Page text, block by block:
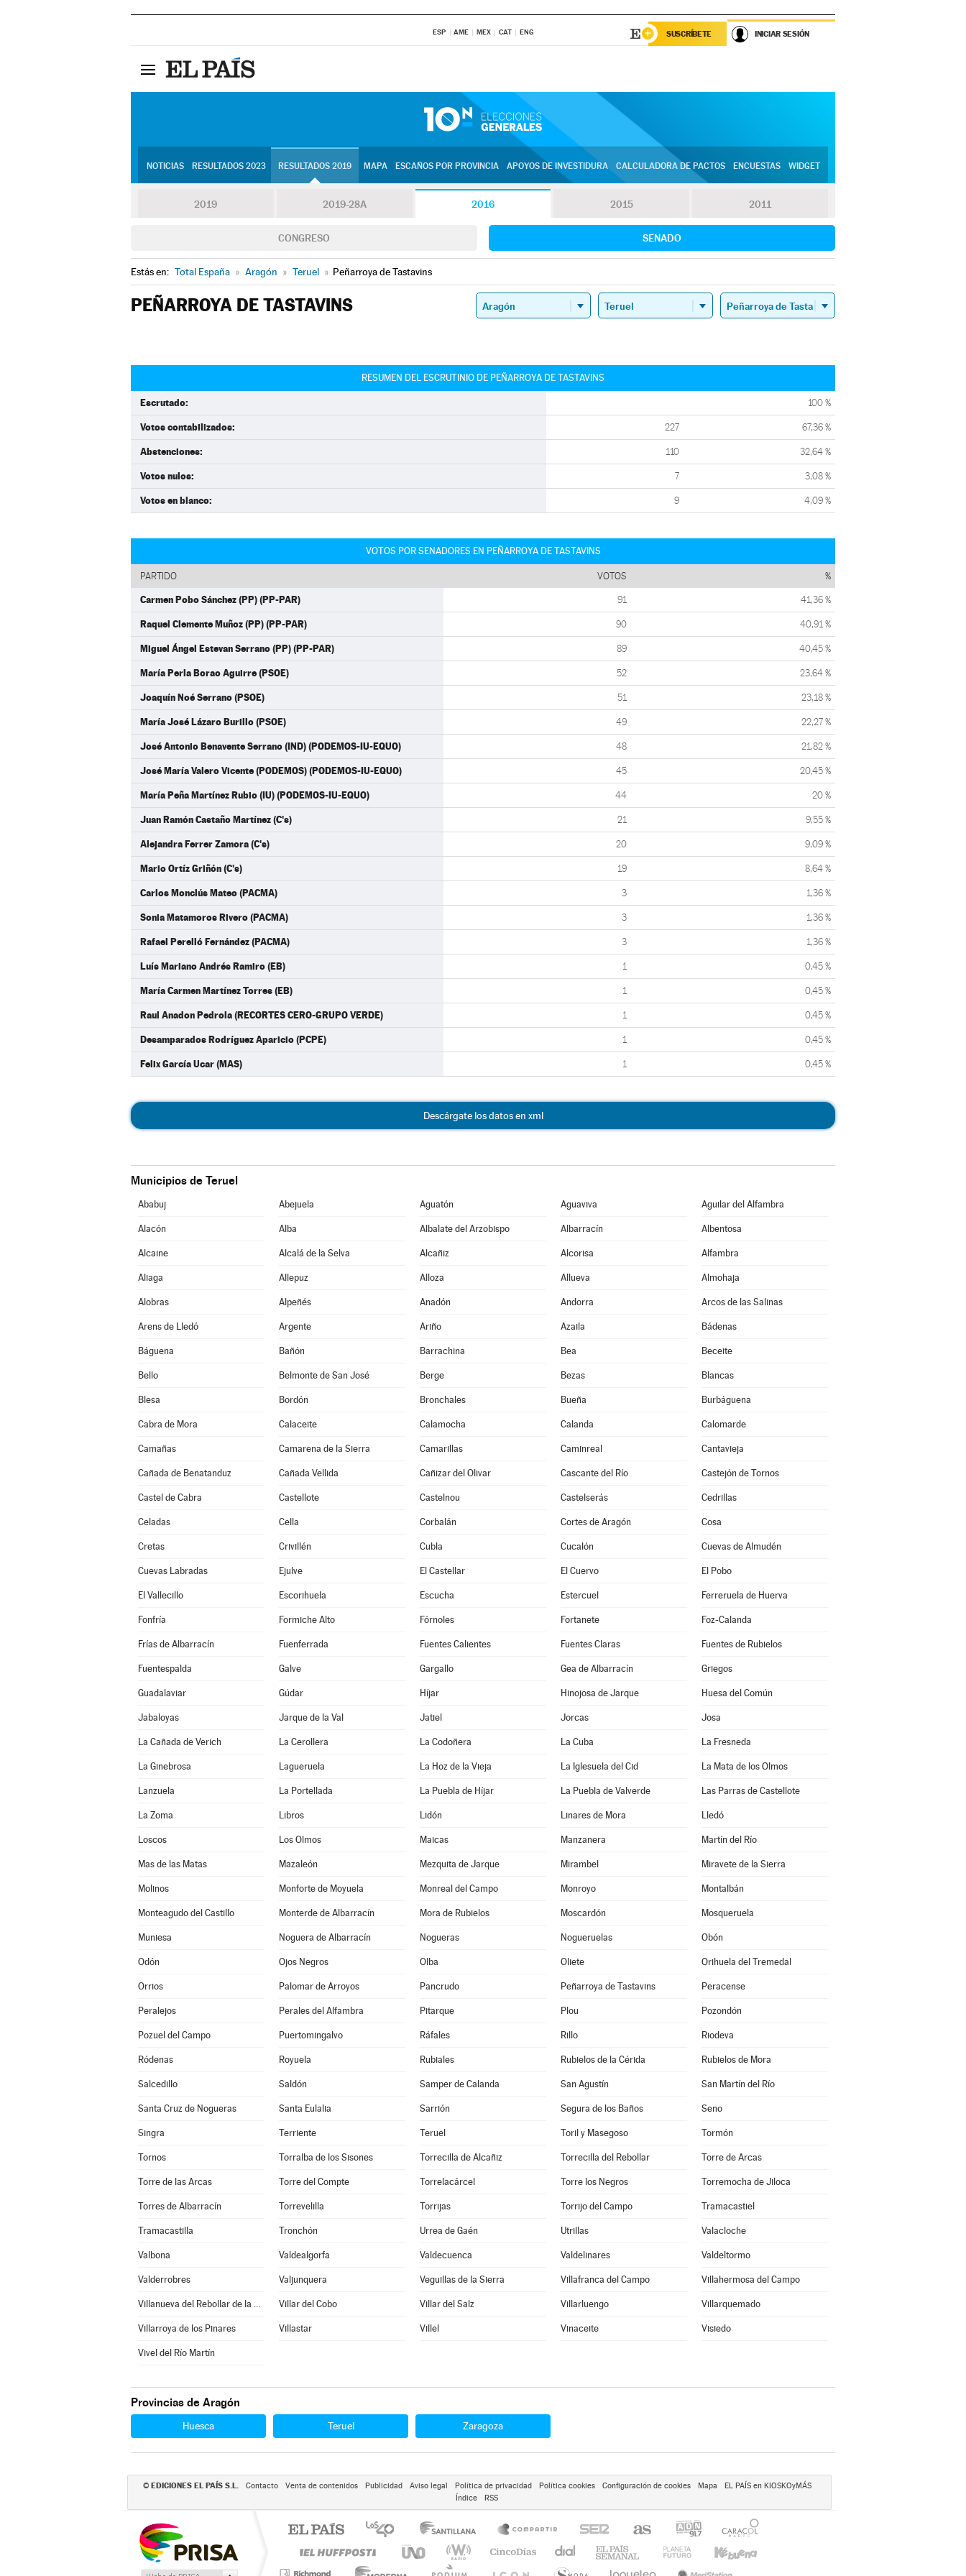
ESP AME MEX CAT ENG SUSCRÍBETE INICIAR SESIÓN
NOTICIAS RESULTADOS 2023 RESULTADOS 2019 MAPA ESCAÑOS POR PROVINCIA APOYOS DE INVESTIDURA CALCULADORA DE PACTOS ENCUESTAS WIDGET
2019 2019-28A 2016 2015 2011
CONGRESO SENADO
Estás en: Total España » Aragón » Teruel » Peñarroya de Tastavins
PEÑARROYA DE TASTAVINS
RESUMEN DEL ESCRUTINIO DE PEÑARROYA DE TASTAVINS
Escrutado: 100 %
Votos contabilizados: 227 67,36 %
Abstenciones: 110 32,64 %
Votos nulos: 7 3,08 %
Votos en blanco: 9 4,09 %
VOTOS POR SENADORES EN PEÑARROYA DE TASTAVINS
PARTIDO VOTOS %
Carmen Pobo Sánchez (PP) (PP-PAR) 91 41,36 %
Raquel Clemente Muñoz (PP) (PP-PAR) 90 40,91 %
Miguel Ángel Estevan Serrano (PP) (PP-PAR) 89 40,45 %
María Perla Borao Aguirre (PSOE) 52 23,64 %
Joaquín Noé Serrano (PSOE) 51 23,18 %
María José Lázaro Burillo (PSOE) 49 22,27 %
José Antonio Benavente Serrano (IND) (PODEMOS-IU-EQUO) 48 21,82 %
José María Valero Vicente (PODEMOS) (PODEMOS-IU-EQUO) 45 20,45 %
María Peña Martínez Rubio (IU) (PODEMOS-IU-EQUO) 44 20 %
Juan Ramón Castaño Martínez (C's) 21 9,55 %
Alejandra Ferrer Zamora (C's) 20 9,09 %
Mario Ortíz Griñón (C's) 19 8,64 %
Carlos Monclús Mateo (PACMA) 3 1,36 %
Sonia Matamoros Rivero (PACMA) 3 1,36 %
Rafael Perelló Fernández (PACMA) 3 1,36 %
Luís Mariano Andrés Ramiro (EB) 1 0,45 %
María Carmen Martínez Torres (EB) 1 0,45 %
Raul Anadon Pedrola (RECORTES CERO-GRUPO VERDE) 1 0,45 %
Desamparados Rodríguez Aparicio (PCPE) 1 0,45 %
Felix García Ucar (MAS) 1 0,45 %
Descárgate los datos en xml
Municipios de Teruel
Ababuj Abejuela Aguatón Aguaviva Aguilar del Alfambra
Alacón Alba Albalate del Arzobispo Albarracín Albentosa
Alcaine Alcalá de la Selva Alcañiz Alcorisa Alfambra
Aliaga Allepuz Alloza Allueva Almohaja
Alobras Alpeñés Anadón Andorra Arcos de las Salinas
Arens de Lledó Argente Ariño Azaila Bádenas
Báguena Bañón Barrachina Bea Beceite
Bello Belmonte de San José Berge Bezas Blancas
Blesa Bordón Bronchales Bueña Burbáguena
Cabra de Mora Calaceite Calamocha Calanda Calomarde
Camañas Camarena de la Sierra Camarillas Caminreal Cantavieja
Cañada de Benatanduz Cañada Vellida Cañizar del Olivar Cascante del Río Castejón de Tornos
Castel de Cabra Castellote Castelnou Castelserás Cedrillas
Celadas Cella Corbalán Cortes de Aragón Cosa
Cretas Crivillén Cubla Cucalón Cuevas de Almudén
Cuevas Labradas Ejulve El Castellar El Cuervo El Pobo
El Vallecillo Escorihuela Escucha Estercuel Ferreruela de Huerva
Fonfría Formiche Alto Fórnoles Fortanete Foz-Calanda
Frías de Albarracín Fuenferrada Fuentes Calientes Fuentes Claras Fuentes de Rubielos
Fuentespalda Galve Gargallo Gea de Albarracín Griegos
Guadalaviar Gúdar Híjar Hinojosa de Jarque Huesa del Común
Jabaloyas Jarque de la Val Jatiel Jorcas Josa
La Cañada de Verich La Cerollera La Codoñera La Cuba La Fresneda
La Ginebrosa Lagueruela La Hoz de la Vieja La Iglesuela del Cid La Mata de los Olmos
Lanzuela La Portellada La Puebla de Híjar La Puebla de Valverde Las Parras de Castellote
La Zoma Libros Lidón Linares de Mora Lledó
Loscos Los Olmos Maicas Manzanera Martín del Río
Mas de las Matas Mazaleón Mezquita de Jarque Mirambel Miravete de la Sierra
Molinos Monforte de Moyuela Monreal del Campo Monroyo Montalbán
Monteagudo del Castillo Monterde de Albarracín Mora de Rubielos Moscardón Mosqueruela
Muniesa Noguera de Albarracín Nogueras Nogueruelas Obón
Odón Ojos Negros Olba Oliete Orihuela del Tremedal
Orrios Palomar de Arroyos Pancrudo Peñarroya de Tastavins Peracense
Peralejos Perales del Alfambra Pitarque Plou Pozondón
Pozuel del Campo Puertomingalvo Ráfales Rillo Riodeva
Ródenas Royuela Rubiales Rubielos de la Cérida Rubielos de Mora
Salcedillo Saldón Samper de Calanda San Agustín San Martín del Río
Santa Cruz de Nogueras Santa Eulalia Sarrión Segura de los Baños Seno
Singra Terriente Teruel Toril y Masegoso Tormón
Tornos Torralba de los Sisones Torrecilla de Alcañiz Torrecilla del Rebollar Torre de Arcas
Torre de las Arcas Torre del Compte Torrelacárcel Torre los Negros Torremocha de Jiloca
Torres de Albarracín Torrevelilla Torrijas Torrijo del Campo Tramacastiel
Tramacastilla Tronchón Urrea de Gaén Utrillas Valacloche
Valbona Valdealgorfa Valdecuenca Valdelinares Valdeltormo
Valderrobres Valjunquera Veguillas de la Sierra Villafranca del Campo Villahermosa del Campo
Villanueva del Rebollar de la Sierra Villar del Cobo Villar del Salz Villarluengo Villarquemado
Villarroya de los Pinares Villastar Villel Vinaceite Visiedo
Vivel del Río Martín
Provincias de Aragón
Huesca Teruel Zaragoza
© EDICIONES EL PAÍS S.L. Contacto Venta de contenidos Publicidad Aviso legal Política de privacidad Política cookies Configuración de cookies Mapa
EL PAÍS en KIOSKOyMÁS
Índice
RSS